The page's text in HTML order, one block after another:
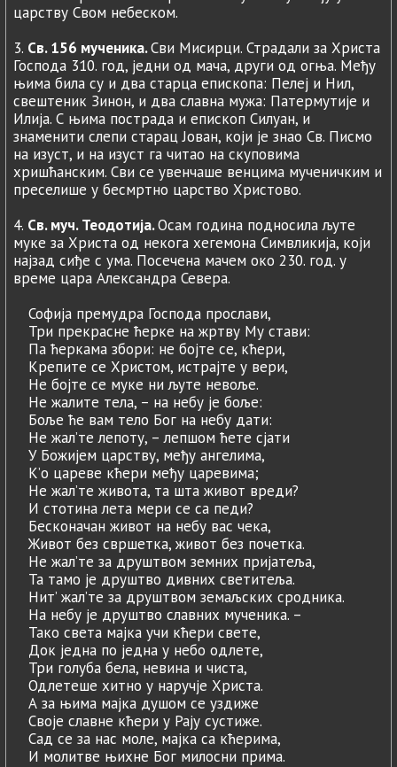
царству Свом небеском.
3. Св. 156 мученика.Сви Мисирци. Страдали за Христа
Господа 310. год, једни од мача, други од огња. Међу
њима била су и два старца епископа: Пелеј и Нил,
свештеник Зинон, и два славна мужа: Патермутије и
Илија. С њима пострада и епископ Силуан, и
знаменити слепи старац Јован, који је знао Св. Писмо
на изуст, и на изуст га читао на скуповима
хришћанским. Сви се увенчаше венцима мученичким и
преселише у бесмртно царство Христово.
4. Св. муч. Теодотија.Осам година подносила љуте
муке за Христа од некога хегемона Симвликија, који
најзад сиђе с ума. Посечена мачем око 230. год. у
време цара Александра Севера.
Софија премудра Господа прослави,
Три прекрасне ћерке на жртву Му стави:
Па ћеркама збори: не бојте се, кћери,
Крепите се Христом, истрајте у вери,
Не бојте се муке ни љуте невоље.
Не жалите тела, – на небу је боље:
Боље ће вам тело Бог на небу дати:
Не жал’те лепоту, – лепшом ћете сјати
У Божијем царству, међу ангелима,
К’о цареве кћери међу царевима;
Не жал’те живота, та шта живот вреди?
И стотина лета мери се са педи?
Бесконачан живот на небу вас чека,
Живот без свршетка, живот без почетка.
Не жал’те за друштвом земних пријатеља,
Та тамо је друштво дивних светитеља.
Нит’ жал’те за друштвом земаљских сродника.
На небу је друштво славних мученика. –
Тако света мајка учи кћери свете,
Док једна по једна у небо одлете,
Три голуба бела, невина и чиста,
Одлетеше хитно у наручје Христа.
А за њима мајка душом се уздиже
Своје славне кћери у Рају сустиже.
Сад се за нас моле, мајка са кћерима,
И молитве њихне Бог милосни прима.